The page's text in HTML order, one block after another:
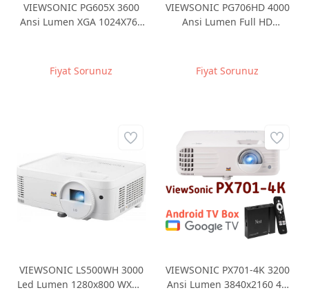
VIEWSONIC PG605X 3600
Ansi Lumen XGA 1024X768
Fiyat Sorunuz
VIEWSONIC PG706HD 4000
Ansi Lumen Full HD
Fiyat Sorunuz
VIEWSONIC LS500WH 3000
Led Lumen 1280x800 WXGA
VIEWSONIC PX701-4K 3200
Ansi Lumen 3840x2160 4K